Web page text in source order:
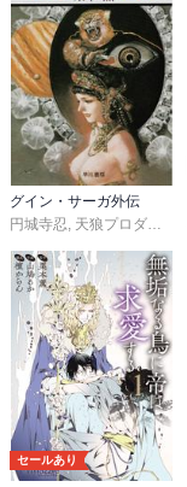
グイン・サーガ外伝
円城寺忍, 天狼プロダクション
セールあり